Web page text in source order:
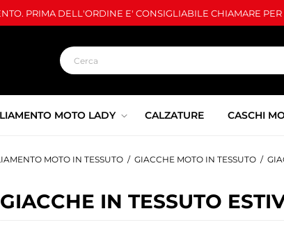
PRIMA DELL'ORDINE E' CONSIGLIABILE CHIAMARE
MOTO LADY CALZATURE CASCHI
MOTO IN TESSUTO / GIACCHE MOTO IN TESSUTO /
GIACCHE IN TESSUTO